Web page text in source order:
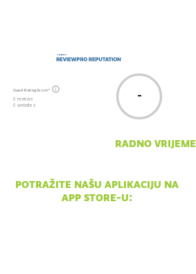
Guest Rating Score™
0 reviews
0 websites
-
radno vrijeme
potražite našu aplikaciju na
app store-u: